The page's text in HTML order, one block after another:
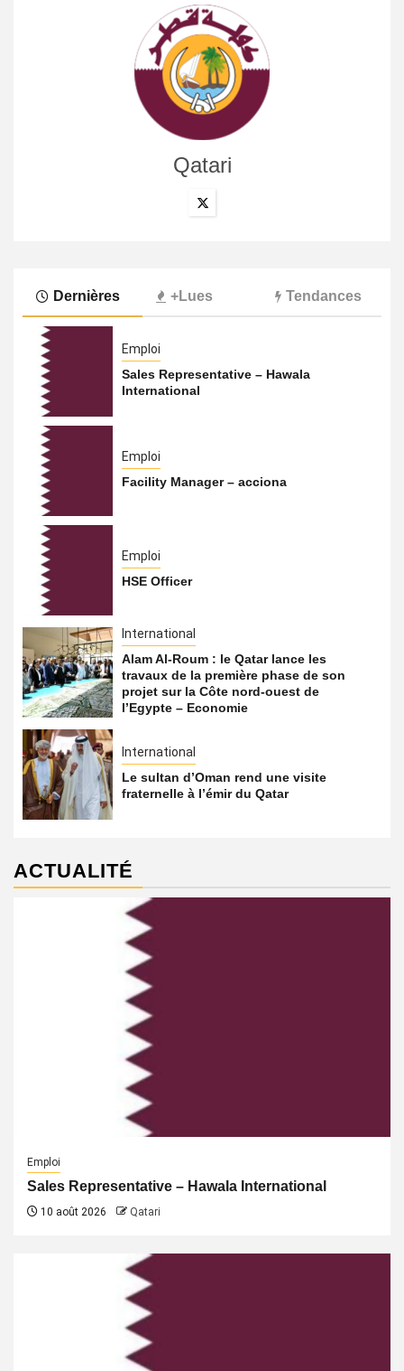
Qatari
Dernières +Lues Tendances
Emploi
Sales Representative – Hawala
International
Emploi
Facility Manager – acciona
Emploi
HSE Officer
International
Alam Al-Roum : le Qatar lance les
travaux de la première phase de son
projet sur la Côte nord-ouest de
l’Egypte – Economie
International
Le sultan d’Oman rend une visite
fraternelle à l’émir du Qatar
ACTUALITÉ
Emploi
Sales Representative – Hawala International
10 août 2026 Qatari